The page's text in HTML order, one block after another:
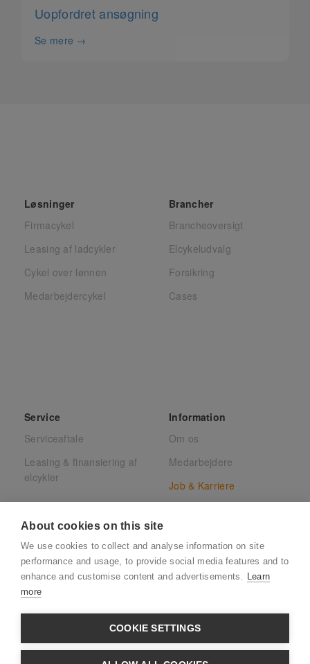
Uopfordret ansøgning
Se mere
Løsninger
Firmacykel
Leasing af ladcykler
Cykel over lønnen
Medarbejdercykel
Brancher
Brancheoversigt
Elcykeludvalg
Forsikring
Cases
Service
Serviceaftale
Leasing & finansiering af
elcykler
Information
Om os
Medarbejdere
Job & Karriere
CSR
CVR: 39880032 · Adresse:Søndre Ringvej
About cookies on this site
We use cookies to collect and analyse information on site
performance and usage, to provide social media features and to
enhance and customise content and advertisements. Learn
more
COOKIE SETTINGS